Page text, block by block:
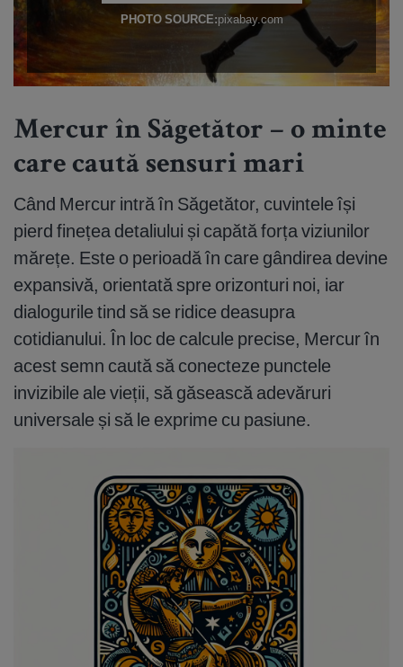
Mercur în Săgetător – o minte
care caută sensuri mari
Când Mercur intră în Săgetător, cuvintele își
pierd finețea detaliului și capătă forța viziunilor
mărețe. Este o perioadă în care gândirea devine
expansivă, orientată spre orizonturi noi, iar
dialogurile tind să se ridice deasupra
cotidianului. În loc de calcule precise, Mercur în
acest semn caută să conecteze punctele
invizibile ale vieții, să găsească adevăruri
universale și să le exprime cu pasiune.